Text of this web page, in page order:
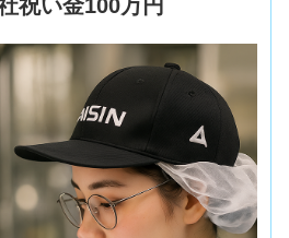
祝い金100万円